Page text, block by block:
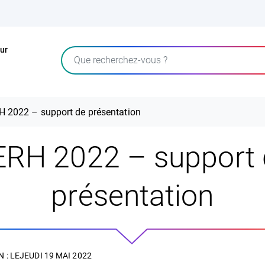
Rechercher
2022 – support de présentation
2022 – support
présentation
: LEJEUDI 19 MAI 2022